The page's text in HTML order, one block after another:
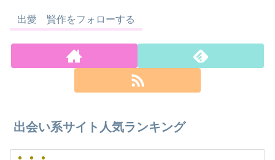
出愛 賢作をフォローする
出会い系サイト人気ランキング